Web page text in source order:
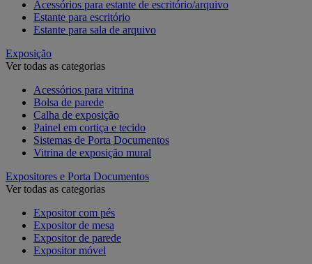
Acessórios para estante de escritório/arquivo
Estante para escritório
Estante para sala de arquivo
Exposição
Ver todas as categorias
Acessórios para vitrina
Bolsa de parede
Calha de exposição
Painel em cortiça e tecido
Sistemas de Porta Documentos
Vitrina de exposição mural
Expositores e Porta Documentos
Ver todas as categorias
Expositor com pés
Expositor de mesa
Expositor de parede
Expositor móvel